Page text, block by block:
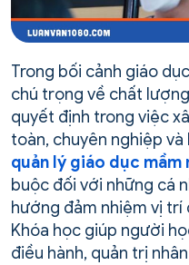
Trong bối cảnh giáo
chú trọng về chất
quyết định trong việc
toàn, chuyên nghiệp và
quản lý giáo dục mầm
buộc đối với những cá
hướng đảm nhiệm vị trí
Khóa học giúp người
điều hành, quản trị